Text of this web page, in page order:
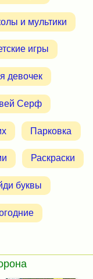
и мультики
игры
девочек
Серф
Парковка
Раскраски
буквы